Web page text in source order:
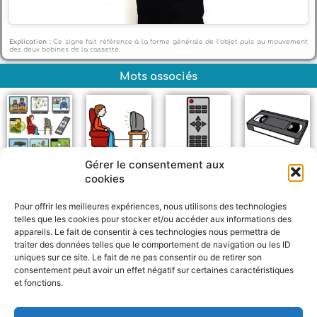
Gérer le consentement aux
cookies
Pour offrir les meilleures expériences, nous utilisons des technologies
telles que les cookies pour stocker et/ou accéder aux informations des
appareils. Le fait de consentir à ces technologies nous permettra de
traiter des données telles que le comportement de navigation ou les ID
uniques sur ce site. Le fait de ne pas consentir ou de retirer son
consentement peut avoir un effet négatif sur certaines caractéristiques
et fonctions.
Explication : Ce signe fait référence à la forme générale de l’objet puis au mouvement
des deux bobines de la cassette.
Mots associés
Regarder la
télévision
Télécommande Cassette
a
h
e
a